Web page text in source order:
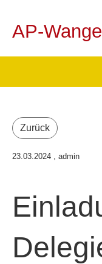
AP-
Zurück
23.03.2024 , admin